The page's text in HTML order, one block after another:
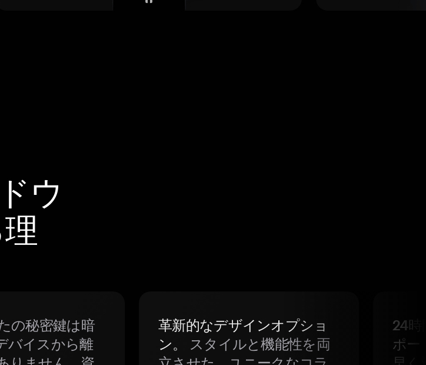
ウ
の秘密鍵は暗
バイスから離
革新的なデザインオプショ
ン。
スタイルと機能性を両
24
ポー